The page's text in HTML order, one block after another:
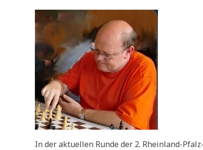
In der aktuellen Runde der 2. Rheinland-